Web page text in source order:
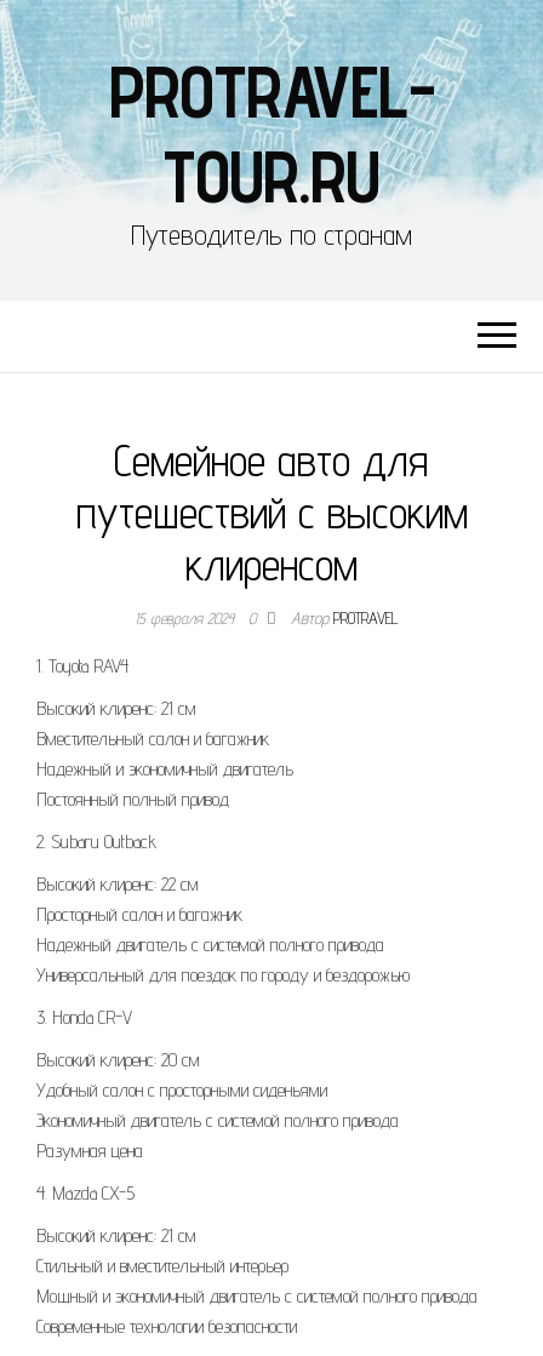
PROTRAVEL-
TOUR.RU
Путеводитель по странам
Семейное авто для
путешествий с высоким
клиренсом
15 февраля 2024 0 АвторPROTRAVEL
1. Toyota RAV4
Высокий клиренс: 21 см
Вместительный салон и багажник
Надежный и экономичный двигатель
Постоянный полный привод
2. Subaru Outback
Высокий клиренс: 22 см
Просторный салон и багажник
Надежный двигатель с системой полного привода
Универсальный для поездок по городу и бездорожью
3. Honda CR-V
Высокий клиренс: 20 см
Удобный салон с просторными сиденьями
Экономичный двигатель с системой полного привода
Разумная цена
4. Mazda CX-5
Высокий клиренс: 21 см
Стильный и вместительный интерьер
Мощный и экономичный двигатель с системой полного привода
Современные технологии безопасности